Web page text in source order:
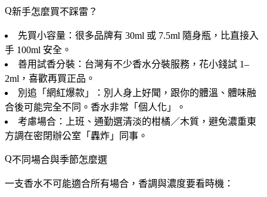
新手怎麼買不踩雷？
先買小容量 ：很多品牌有 30ml 或 7.5ml 隨身瓶，比直接入
手 100ml 安全。
善用試香分裝 ：台灣有不少香水分裝服務，花小錢試 1–
2ml，喜歡再買正品。
別追「網紅爆款」
：別人身上好聞，跟你的體溫、體味融
合後可能完全不同。香水非常「個人化」。
考慮場合 ：上班、通勤選清淡的柑橘／木質，避免濃重東
方調在密閉辦公室「轟炸」同事。
不同場合與季節怎麼選
一支香水不可能適合所有場合，香調與濃度要看時機：